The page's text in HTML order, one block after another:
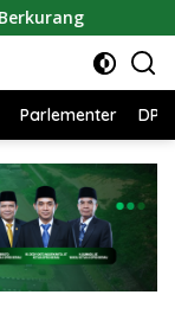
Perlindungan
Parlementer